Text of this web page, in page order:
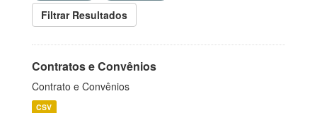
Filtrar Resultados
Contratos e Convênios
Contrato e Convênios
CSV